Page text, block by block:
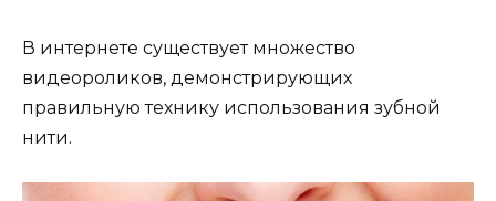
В интернете существует множество
видеороликов, демонстрирующих
правильную технику использования зубной
нити.